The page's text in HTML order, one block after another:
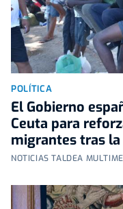
POLÍTICA
El Gobierno
Ceuta para
migrantes tras
NOTICIAS TALDEA